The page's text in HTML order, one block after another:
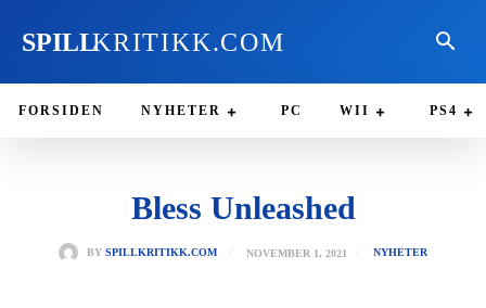
SPILLKRITIKK.COM
FORSIDEN NYHETER PC WII PS4
Bless Unleashed
BY SPILLKRITIKK.COM NOVEMBER 1, 2021 NYHETER